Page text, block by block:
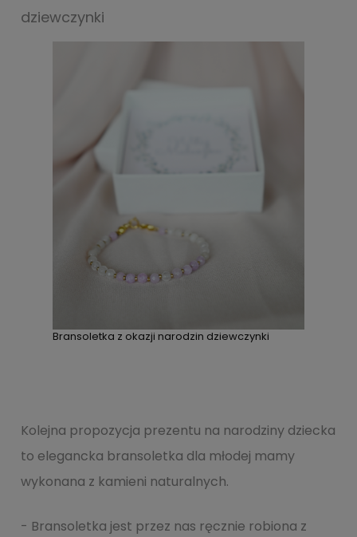
dziewczynki
Bransoletka z okazji narodzin dziewczynki
Kolejna propozycja prezentu na narodziny dziecka
to elegancka bransoletka dla młodej mamy
wykonana z kamieni naturalnych.
- Bransoletka jest przez nas ręcznie robiona z